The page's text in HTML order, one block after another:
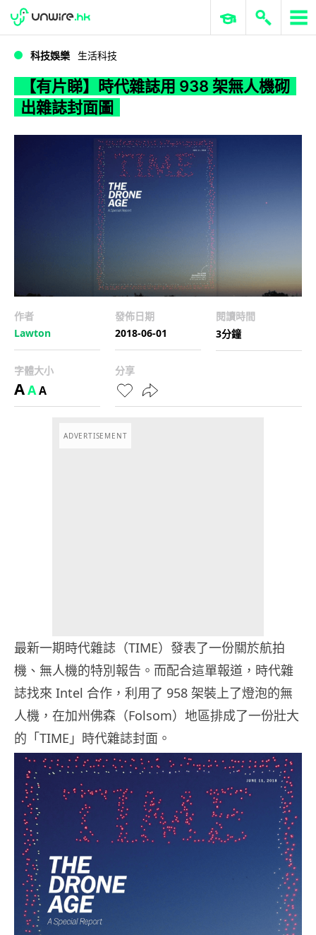
WWDC 2026 ERP 與商業 AI
科技娛樂 生活科技
【有片睇】時代雜誌用 938 架無人機砌
出雜誌封面圖
作者
Lawton
發佈日期
2018-06-01
閱讀時間
3分鐘
字體大小
AAA
分享
ADVERTISEMENT
最新一期時代雜誌（TIME）發表了一份關於航拍
機、無人機的特別報告。而配合這單報道，時代雜
誌找來 Intel 合作，利用了 958 架裝上了燈泡的無
人機，在加州佛森（Folsom）地區排成了一份壯大
的「TIME」時代雜誌封面。